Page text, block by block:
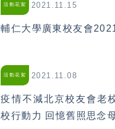
活動花絮 2021.11.15
輔仁大學廣東校友會
活動花絮 2021.11.08
疫情不減北京校友會老
校行動力 回憶舊照思念